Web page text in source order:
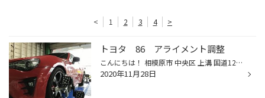
< 1 2 3 4 >
トヨタ 86 アライメント調整
こんにちは！ 相模原市 中央区 上溝 国道129号線沿い 山岡家 さん横の タイヤ館相模原店 藤本です(((o(*ﾟ▽ﾟ*)o))) 当店のホームページをご覧いただきありがとうございます(*´ω｀*) 本日ご紹介するのは トヨタ 86 の アライメント調整作業になります 最近、わたくし なぜか86に好かれているようで こ...
2020年11月28日